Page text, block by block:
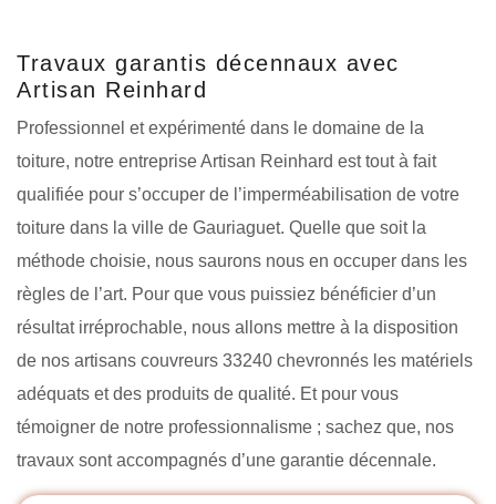
Travaux garantis décennaux avec
Artisan Reinhard
Professionnel et expérimenté dans le domaine de la
toiture, notre entreprise Artisan Reinhard est tout à fait
qualifiée pour s’occuper de l’imperméabilisation de votre
toiture dans la ville de Gauriaguet. Quelle que soit la
méthode choisie, nous saurons nous en occuper dans les
règles de l’art. Pour que vous puissiez bénéficier d’un
résultat irréprochable, nous allons mettre à la disposition
de nos artisans couvreurs 33240 chevronnés les matériels
adéquats et des produits de qualité. Et pour vous
témoigner de notre professionnalisme ; sachez que, nos
travaux sont accompagnés d’une garantie décennale.